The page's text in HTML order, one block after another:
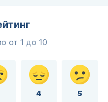
от 1 до 10
4 5